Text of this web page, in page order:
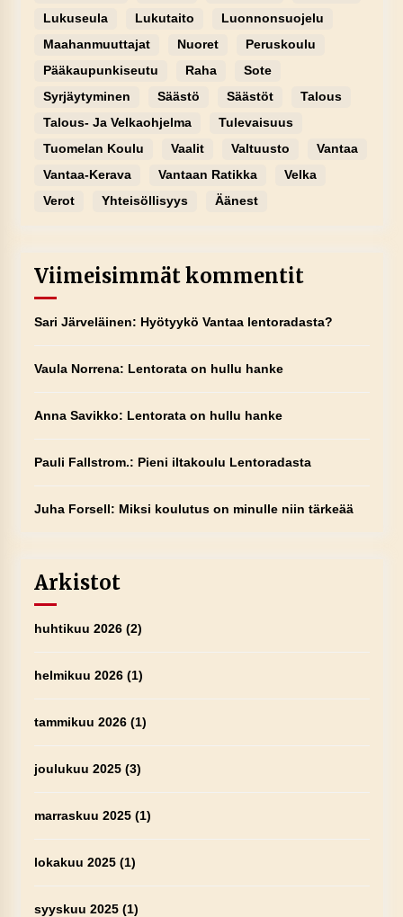
Lukuseula
Lukutaito
Luonnonsuojelu
Maahanmuuttajat
Nuoret
Peruskoulu
Pääkaupunkiseutu
Raha
Sote
Syrjäytyminen
Säästö Säästöt
Talous
Talous- Ja Velkaohjelma
Tulevaisuus
Tuomelan Koulu
Vaalit Valtuusto
Vantaa
Vantaa-Kerava
Vantaan Ratikka
Velka
Verot
Yhteisöllisyys Äänest
Viimeisimmät kommentit
Sari Järveläinen: Hyötyykö Vantaa lentoradasta?
Vaula Norrena: Lentorata on hullu hanke
Anna Savikko: Lentorata on hullu hanke
Pauli Fallstrom.: Pieni iltakoulu Lentoradasta
Juha Forsell: Miksi koulutus on minulle niin tärkeää
Arkistot
huhtikuu 2026(2)
helmikuu 2026(1)
tammikuu 2026(1)
joulukuu 2025(3)
marraskuu 2025(1)
lokakuu 2025(1)
syyskuu 2025(1)